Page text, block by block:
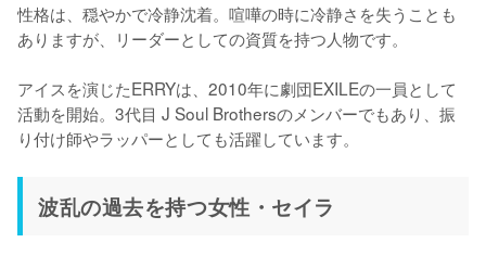
性格は、穏やかで冷静沈着。喧嘩の時に冷静さを失うことも
ありますが、リーダーとしての資質を持つ人物です。
アイスを演じたERRYは、2010年に劇団EXILEの一員として
活動を開始。3代目 J Soul Brothersのメンバーでもあり、振
り付け師やラッパーとしても活躍しています。
波乱の過去を持つ女性・セイラ